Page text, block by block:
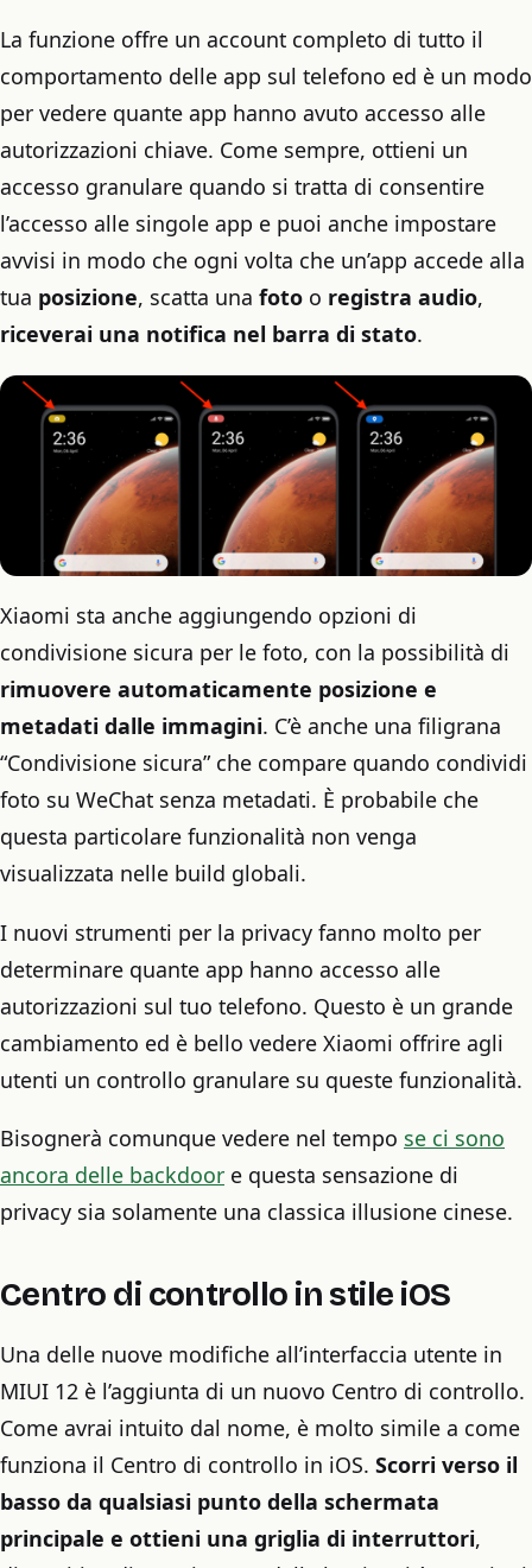
La funzione offre un account completo di tutto il
comportamento delle app sul telefono ed è un modo
per vedere quante app hanno avuto accesso alle
autorizzazioni chiave. Come sempre, ottieni un
accesso granulare quando si tratta di consentire
l’accesso alle singole app e puoi anche impostare
avvisi in modo che ogni volta che un’app accede alla
tua posizione, scatta una foto o registra audio,
riceverai una notifica nel barra di stato.
Xiaomi sta anche aggiungendo opzioni di
condivisione sicura per le foto, con la possibilità di
rimuovere automaticamente posizione e
metadati dalle immagini. C’è anche una filigrana
“Condivisione sicura” che compare quando condividi
foto su WeChat senza metadati. È probabile che
questa particolare funzionalità non venga
visualizzata nelle build globali.
I nuovi strumenti per la privacy fanno molto per
determinare quante app hanno accesso alle
autorizzazioni sul tuo telefono. Questo è un grande
cambiamento ed è bello vedere Xiaomi offrire agli
utenti un controllo granulare su queste funzionalità.
Bisognerà comunque vedere nel tempo se ci sono
ancora delle backdoor e questa sensazione di
privacy sia solamente una classica illusione cinese.
Centro di controllo in stile iOS
Una delle nuove modifiche all’interfaccia utente in
MIUI 12 è l’aggiunta di un nuovo Centro di controllo.
Come avrai intuito dal nome, è molto simile a come
funziona il Centro di controllo in iOS. Scorri verso il
basso da qualsiasi punto della schermata
principale e ottieni una griglia di interruttori,